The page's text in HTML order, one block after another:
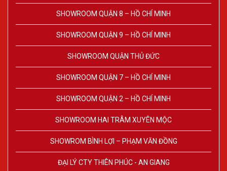
SHOWROOM QUẬN 8 – HỒ CHÍ MINH
SHOWROOM QUẬN 9 – HỒ CHÍ MINH
SHOWROOM QUẬN THỦ ĐỨC
SHOWROOM QUẬN 7 – HỒ CHÍ MINH
SHOWROOM QUẬN 2 – HỒ CHÍ MINH
SHOWROOM HAI TRÂM XUYÊN MỘC
SHOWROM BÌNH LỢI – PHẠM VĂN ĐỒNG
ĐẠI LÝ CTY THIÊN PHÚC - AN GIANG